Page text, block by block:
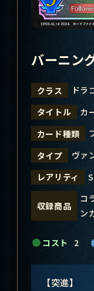
バーニン
クラス
ドラ
タイトル
カ
カード種類
タイプ
ヴァ
レアリティ
収録商品
コ
ン
コスト 2
【突進】